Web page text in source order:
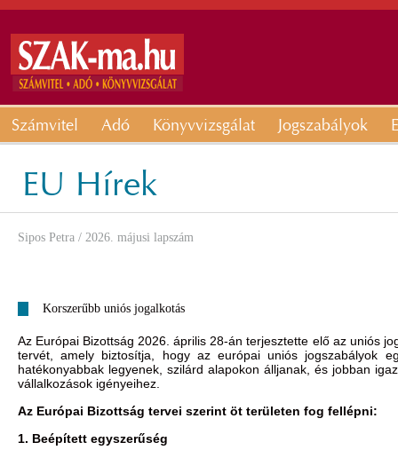
Számvitel Adó Könyvvizsgálat Jogszabályok
EU Hírek
Sipos Petra / 2026. májusi lapszám
Korszerűbb uniós jogalkotás
Az Európai Bizottság 2026. április 28-án terjesztette elő az uniós
tervét, amely biztosítja, hogy az európai uniós jogszabályok
hatékonyabbak legyenek, szilárd alapokon álljanak, és jobban
vállalkozások igényeihez.
Az Európai Bizottság tervei szerint öt területen fog fellépni:
1. Beépített egyszerűség